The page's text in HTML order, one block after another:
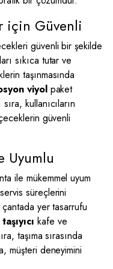
için Güvenli
güvenli bir şekilde
sıkıca tutar ve
taşınmasında
viyolpaket
kullanıcıların
güvenli
Uyumlu
ile mükemmel uyum
süreçlerini
çantada yer tasarrufu
kafe ve
taşıma sırasında
müşteri deneyimini